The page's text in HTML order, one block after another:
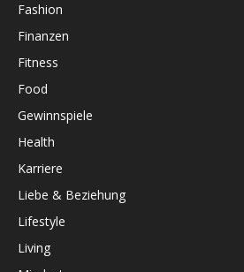
Fashion
Finanzen
Fitness
Food
Gewinnspiele
Health
Karriere
Liebe & Beziehung
Lifestyle
Living